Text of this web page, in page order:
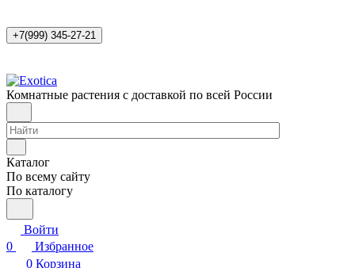
+7(999) 345-27-21
Комнатные растения с доставкой по всей России
Каталог
По всему сайту
По каталогу
Войти
0
Избранное
0 Корзина